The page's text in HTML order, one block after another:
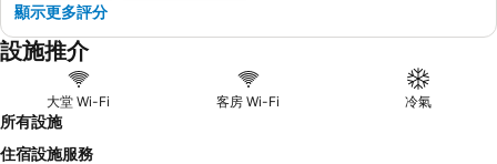
顯示更多評分
設施推介
大堂 Wi-Fi 客房 Wi-Fi 冷氣
所有設施
住宿設施服務